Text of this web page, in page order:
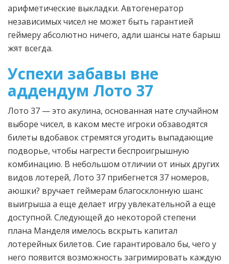
арифметические выкладки. Автогенератор
независимых чисел не может быть гарантией
геймеру абсолютно ничего, адли шансы нате барыш
жят всегда.
Успехи забавы вне
аддендум Лото 37
Лото 37 — это акулина, основанная нате случайном
выборе чисел, в каком месте игроки обзаводятся
билеты вдобавок стремятся угодить выпадающие
подворье, чтобы нагрести беспроигрышную
комбинацию. В небольшом отличии от иных других
видов лотерей, Лото 37 прибегнется 37 номеров,
аюшки? вручает геймерам благосклонную шанс
выигрыша а еще делает игру увлекательной а еще
доступной. Следующей до некоторой степени
плана Манделя имелось вскрыть капитал
лотерейных билетов. Сие гарантировало бы, чего у
него появится возможность загримировать каждую